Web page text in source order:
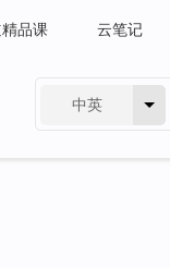
品课 云笔记
中英